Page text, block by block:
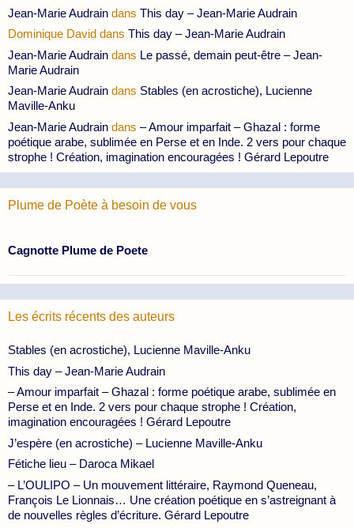
Jean-Marie Audrain dans This day – Jean-Marie Audrain
Dominique David dans This day – Jean-Marie Audrain
Jean-Marie Audrain dans Le passé, demain peut-être – Jean-
Marie Audrain
Jean-Marie Audrain dans Stables (en acrostiche), Lucienne
Maville-Anku
Jean-Marie Audrain dans – Amour imparfait – Ghazal : forme
poétique arabe, sublimée en Perse et en Inde. 2 vers pour chaque
strophe ! Création, imagination encouragées ! Gérard Lepoutre
Plume de Poète à besoin de vous
Cagnotte Plume de Poete
Les écrits récents des auteurs
Stables (en acrostiche), Lucienne Maville-Anku
This day – Jean-Marie Audrain
– Amour imparfait – Ghazal : forme poétique arabe, sublimée en
Perse et en Inde. 2 vers pour chaque strophe ! Création,
imagination encouragées ! Gérard Lepoutre
J’espère (en acrostiche) – Lucienne Maville-Anku
Fétiche lieu – Daroca Mikael
– L’OULIPO – Un mouvement littéraire, Raymond Queneau,
François Le Lionnais… Une création poétique en s’astreignant à
de nouvelles règles d’écriture. Gérard Lepoutre